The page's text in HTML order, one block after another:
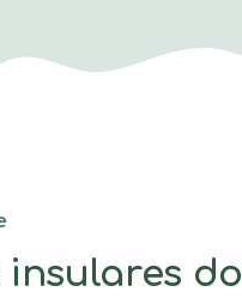
insulares do